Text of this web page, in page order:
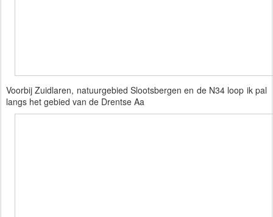
Voorbij Zuidlaren, natuurgebied Slootsbergen en de N34 loop ik pal
langs het gebied van de Drentse Aa